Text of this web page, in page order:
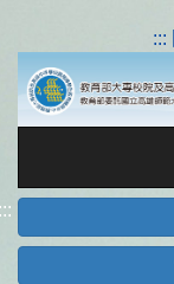
要
內
塊
:::